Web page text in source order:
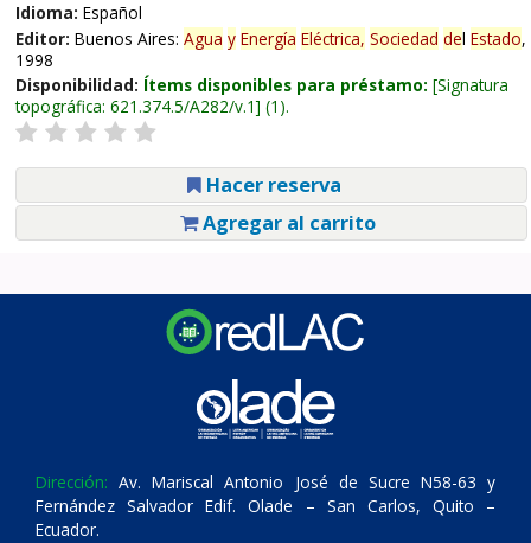
Idioma: Español
Editor: Buenos Aires: Agua y Energía Eléctrica, Sociedad del Estado,
1998
Disponibilidad: Ítems disponibles para préstamo: Signatura
topográfica: 621.374.5/A282/v.1 (1).
Hacer reserva
Agregar al carrito
Dirección: Av. Mariscal Antonio José de Sucre N58-63 y
Fernández Salvador Edif. Olade – San Carlos, Quito –
Ecuador.